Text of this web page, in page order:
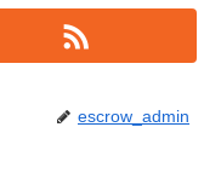
escrow_admin